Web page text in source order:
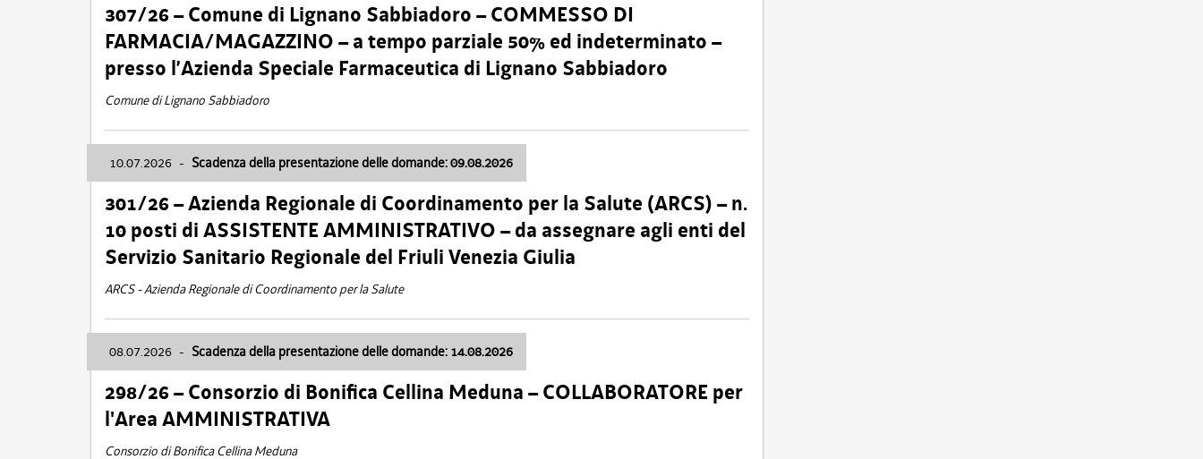
307/26 – Comune di Lignano Sabbiadoro – COMMESSO DI
FARMACIA/MAGAZZINO – a tempo parziale 50% ed indeterminato –
presso l’Azienda Speciale Farmaceutica di Lignano Sabbiadoro
Comune di Lignano Sabbiadoro
10.07.2026 - Scadenza della presentazione delle domande: 09.08.2026
301/26 – Azienda Regionale di Coordinamento per la Salute (ARCS) – n.
10 posti di ASSISTENTE AMMINISTRATIVO – da assegnare agli enti del
Servizio Sanitario Regionale del Friuli Venezia Giulia
ARCS - Azienda Regionale di Coordinamento per la Salute
08.07.2026 - Scadenza della presentazione delle domande: 14.08.2026
298/26 – Consorzio di Bonifica Cellina Meduna – COLLABORATORE per
l'Area AMMINISTRATIVA
Consorzio di Bonifica Cellina Meduna